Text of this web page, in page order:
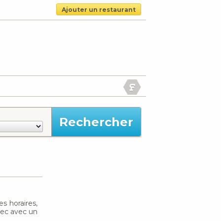
Ajouter un restaurant
horaires,
avec un